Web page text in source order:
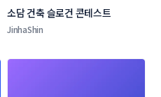
소담 건축 슬로건 콘테스트
JinhaShin